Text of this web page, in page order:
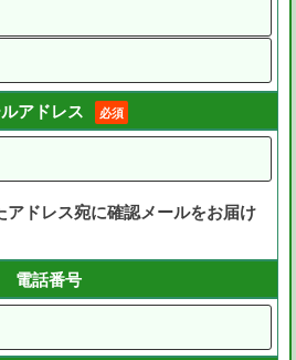
アドレス
必須
ドレス宛に確認メールをお届け
電話番号